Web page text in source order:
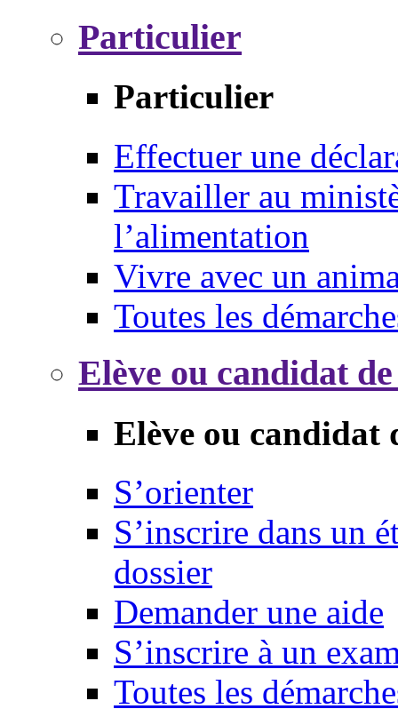
Particulier
Particulier
Effectuer une
Travailler au
l’alimentation
Vivre avec un
Toutes les
Elève ou candidat
Elève ou candidat
S’orienter
S’inscrire dans un
dossier
Demander une aide
S’inscrire à un
Toutes les